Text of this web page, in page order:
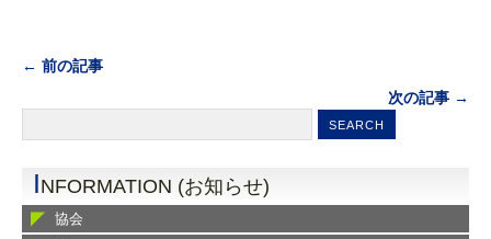
← 前の記事
次の記事 →
INFORMATION (お知らせ)
協会